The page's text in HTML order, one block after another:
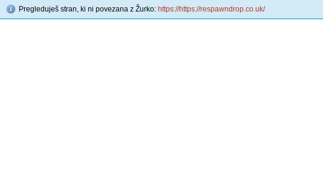
Pregleduješ stran, ki ni povezana z Žurko: https://https://respawndrop.co.uk/